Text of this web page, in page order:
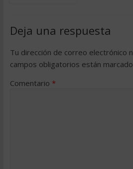
Deja una respuesta
Tu dirección de correo electrónico
campos obligatorios están
Comentario *